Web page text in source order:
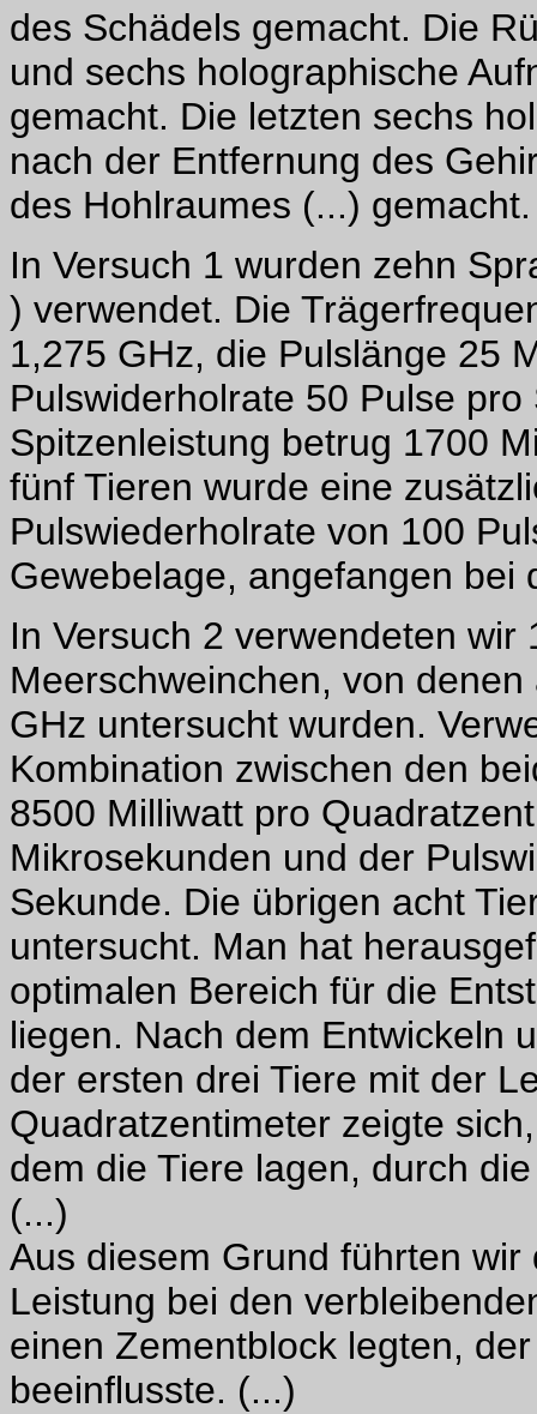
des Schädels gemacht. Die
und sechs holographische
gemacht. Die letzten sechs
nach der Entfernung des
des Hohlraumes (...) gemacht.
In Versuch 1 wurden zehn
) verwendet. Die
1,275 GHz, die Pulslänge 25
Pulswiderholrate 50 Pulse
Spitzenleistung betrug 1700
fünf Tieren wurde eine
Pulswiederholrate von 100
Gewebelage, angefangen bei
In Versuch 2 verwendeten
Meerschweinchen, von
GHz untersucht wurden.
Kombination zwischen den
8500 Milliwatt pro
Mikrosekunden und der
Sekunde. Die übrigen acht
untersucht. Man hat
optimalen Bereich für die
liegen. Nach dem Entwickeln
der ersten drei Tiere mit der
Quadratzentimeter zeigte
dem die Tiere lagen, durch
(...)
Aus diesem Grund führten
Leistung bei den
einen Zementblock legten,
beeinflusste. (...)